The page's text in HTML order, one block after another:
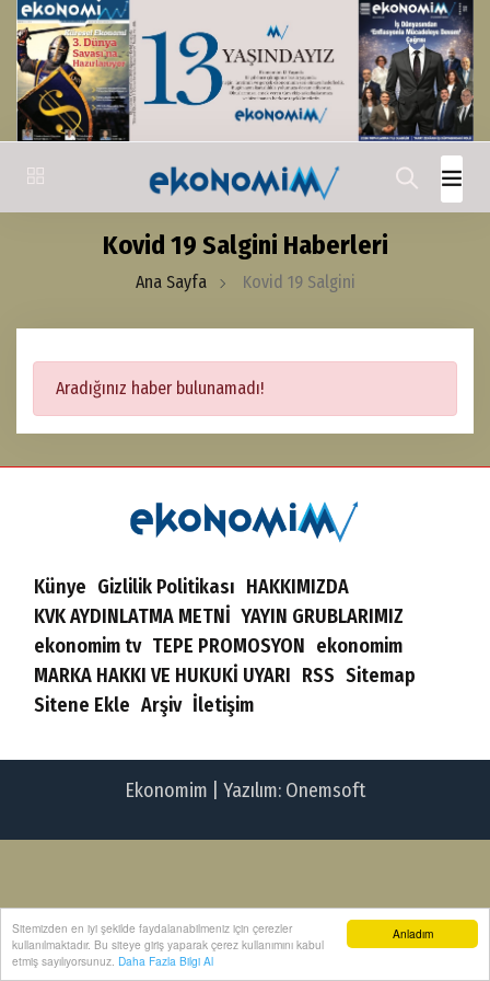
Anladım
Sitemizden en iyi şekilde faydalanabilmeniz için çerezler
kullanılmaktadır. Bu siteye giriş yaparak çerez kullanımını kabul
etmiş sayılıyorsunuz. Daha Fazla Bilgi Al
Kovid 19 Salgini Haberleri
Ana Sayfa Kovid 19 Salgini
Aradığınız haber bulunamadı!
Künye Gizlilik Politikası HAKKIMIZDA
KVK AYDINLATMA METNİ YAYIN GRUBLARIMIZ
ekonomim tv TEPE PROMOSYON ekonomim
MARKA HAKKI VE HUKUKİ UYARI RSS Sitemap
Sitene Ekle Arşiv İletişim
Ekonomim | Yazılım: Onemsoft